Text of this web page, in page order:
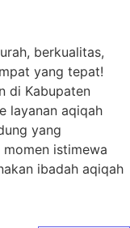
berkualitas,
yang tepat!
di Kabupaten
layanan aqiqah
yang
istimewa
ibadah aqiqah